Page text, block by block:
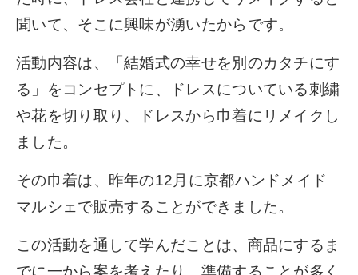
聞いて、そこに興味が湧いたからです。
活動内容は、「結婚式の幸せを別のカタチにす
る」をコンセプトに、ドレスについている刺繍
や花を切り取り、ドレスから巾着にリメイクし
ました。
その巾着は、昨年の12月に京都ハンドメイド
マルシェで販売することができました。
この活動を通して学んだことは、商品にするま
でに一から案を考えたり、準備することが多く